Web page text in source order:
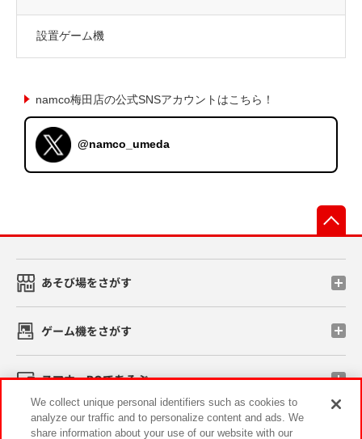
設置ゲーム機
namco梅田店の公式SNSアカウントはこちら！
@namco_umeda
あそび場をさがす
ゲーム機をさがす
スマホ・PCであそぶ
イベント・キャンペーン
We collect unique personal identifiers such as cookies to
analyze our traffic and to personalize content and ads. We
share information about your use of our website with our